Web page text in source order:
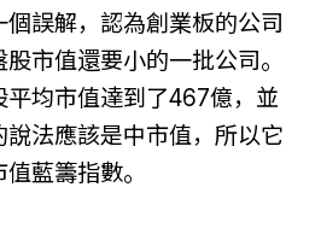
誤解，認為創業板的公司
市值還要小的一批公司。
均市值達到了467億，並
法應該是中市值，所以它
藍籌指數。